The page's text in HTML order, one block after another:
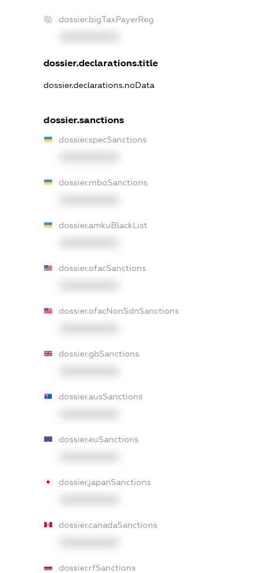
dossier.bigTaxPayerReg
dossier.declarations.title
dossier.declarations.noData
dossier.sanctions
dossier.specSanctions
dossier.rnboSanctions
dossier.amkuBlackList
dossier.ofacSanctions
dossier.ofacNonSdnSanctions
dossier.gbSanctions
dossier.ausSanctions
dossier.euSanctions
dossier.japanSanctions
dossier.canadaSanctions
dossier.rfSanctions